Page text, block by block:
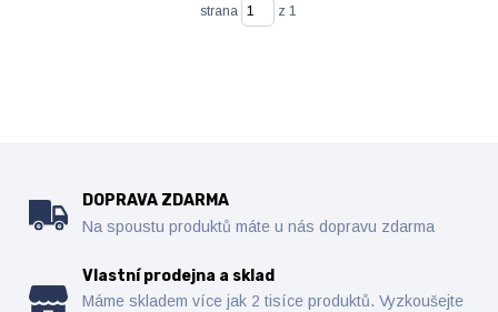
strana z 1
DOPRAVA ZDARMA
Na spoustu produktů máte u nás dopravu zdarma
Vlastní prodejna a sklad
Máme skladem více jak 2 tisíce produktů. Vyzkoušejte